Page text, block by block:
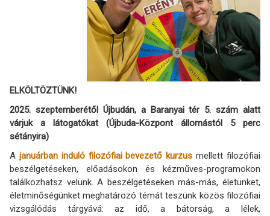
ELKÖLTÖZTÜNK!
2025. szeptemberétől Újbudán, a Baranyai tér 5. szám alatt
várjuk a látogatókat (Újbuda-Központ állomástól 5 perc
sétányira)
A januárban induló filozófiai bevezető kurzus mellett filozófiai
beszélgetéseken, előadásokon és kézműves-programokon
találkozhatsz velünk. A beszélgetéseken más-más, életünket,
életminőségünket meghatározó témát teszünk közös filozófiai
vizsgálódás tárgyává: az idő, a bátorság, a lélek,